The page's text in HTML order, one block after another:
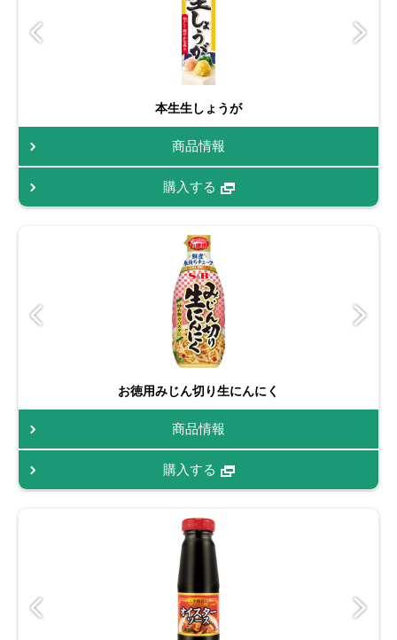
本生生しょうが
商品情報
購入する
お徳用みじん切り生にんにく
商品情報
購入する